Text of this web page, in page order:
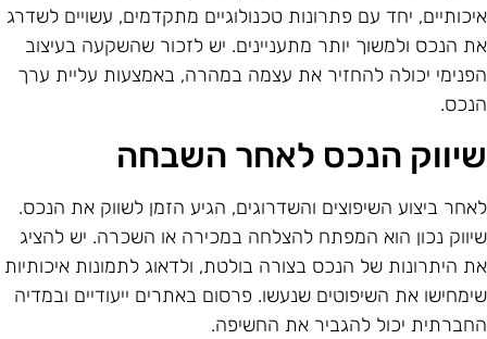
יחד עם פתרונות טכנולוגיים מתקדמים, עשויים לשדרג
הנכס ולמשוך יותר מתעניינים. יש לזכור שהשקעה בעיצוב
יכולה להחזיר את עצמה במהרה, באמצעות עליית ערך
הנכס לאחר השבחה
ביצוע השיפוצים והשדרוגים, הגיע הזמן לשווק את הנכס.
נכון הוא המפתח להצלחה במכירה או השכרה. יש להציג
היתרונות של הנכס בצורה בולטת, ולדאוג לתמונות איכותיות
את השיפוטים שנעשו. פרסום באתרים ייעודיים ובמדיה
יכול להגביר את החשיפה.